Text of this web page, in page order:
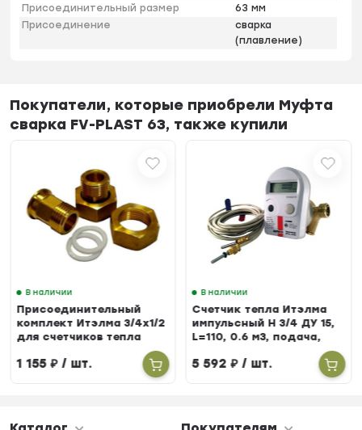
Присоединительный размер
63 мм
Присоединение
сварка
(плавление)
Покупатели, которые приобрели Муфта
сварка FV-PLAST 63, также купили
В наличии
Присоединительный
комплект Итэлма 3/4х1/2
для счетчиков тепла
1 155₽/ шт.
В наличии
Счетчик тепла Итэлма
импульсный Н 3/4 ДУ 15,
L=110, 0.6 м3, подача,
5 592₽/ шт.